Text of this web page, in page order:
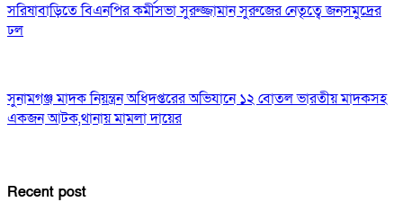
সরিষাবাড়িতে বিএনপির কর্মীসভা সুরুজ্জামান সুরুজের নেতৃত্বে জনসমুদ্রের
ঢল
সুনামগঞ্জ মাদক নিয়ন্ত্রন অধিদপ্তরের অভিযানে ১২ বোতল ভারতীয় মাদকসহ
একজন আটক,থানায় মামলা দায়ের
Recent post